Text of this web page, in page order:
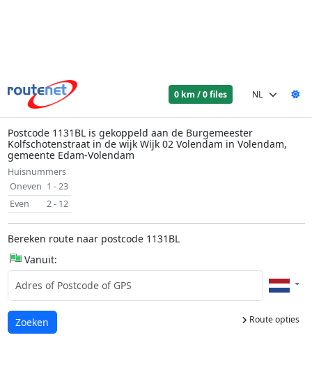
0 km / 0 files
Postcode 1131BL is gekoppeld aan de Burgemeester
Kolfschotenstraat in de wijk Wijk 02 Volendam in Volendam,
gemeente Edam-Volendam
Huisnummers
Oneven 1 - 23
Even
2 - 12
Bereken route naar postcode 1131BL
Vanuit:
Route opties
Laden...
Zoeken